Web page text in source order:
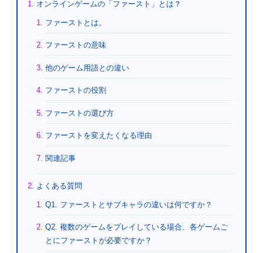
オンラインゲームの「ファースト」とは？
ファーストとは。
ファーストの意味
他のゲーム用語との違い
ファーストの役割
ファーストの選び方
ファーストを変えたくなる理由
関連記事
よくある質問
Q1. ファーストとサブキャラの違いは何ですか？
Q2. 複数のゲームをプレイしている場合、各ゲームご
とにファーストが必要ですか？